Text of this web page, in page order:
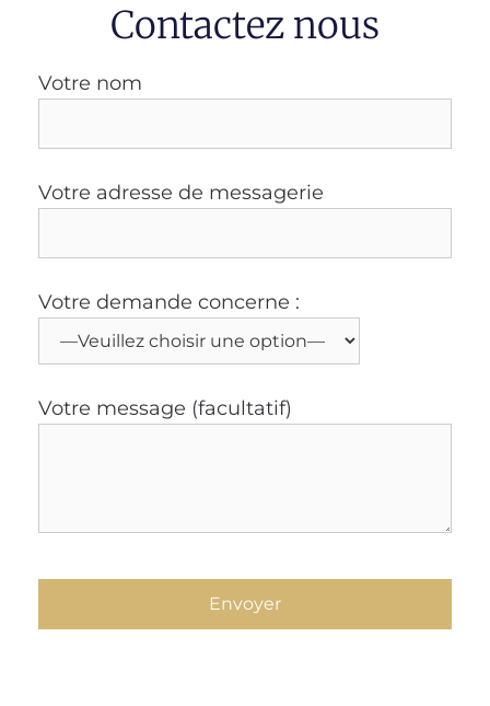
Contactez nous
Votre nom
Votre adresse de messagerie
Votre demande concerne :
Votre message (facultatif)